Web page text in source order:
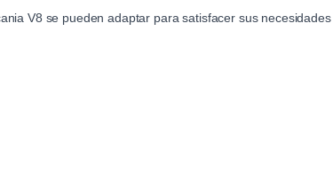
V8 se pueden adaptar para satisfacer sus